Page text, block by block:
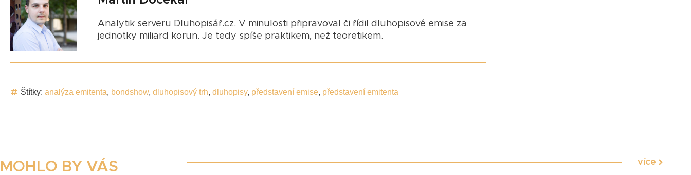
Analytik serveru Dluhopisář.cz. V minulosti připravoval či řídil dluhopisové emise za
jednotky miliard korun. Je tedy spíše praktikem, než teoretikem.
Štítky: analýza emitenta, bondshow, dluhopisový trh, dluhopisy, představení emise, představení emitenta
MOHLO BY VÁS
více